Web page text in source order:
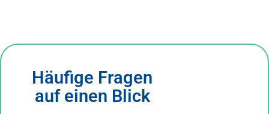
Häufige Fragen
auf einen Blick